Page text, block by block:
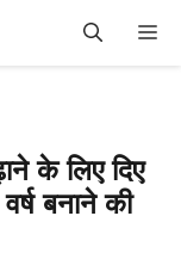
के लिए दिए
बनाने की